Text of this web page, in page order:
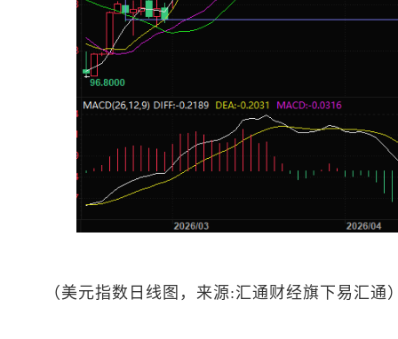
（美元指数 日线图，来源:汇通财经旗下易汇通